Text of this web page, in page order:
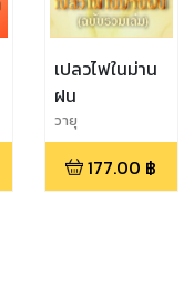
เปลวไฟในม่าน
ฝน
วายุ
177.00 ฿